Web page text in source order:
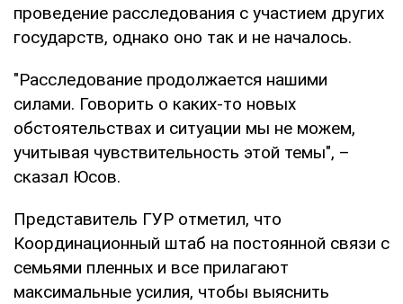
проведение расследования с участием других
государств, однако оно так и не началось.
"Расследование продолжается нашими
силами. Говорить о каких-то новых
обстоятельствах и ситуации мы не можем,
учитывая чувствительность этой темы", –
сказал Юсов.
Представитель ГУР отметил, что
Координационный штаб на постоянной связи с
семьями пленных и все прилагают
максимальные усилия, чтобы выяснить